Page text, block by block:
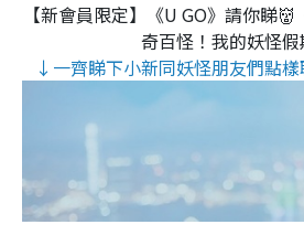
【新會員限定】《U GO》請你睇
奇百怪！我的妖怪假
↓一齊睇下小新同妖怪朋友們點